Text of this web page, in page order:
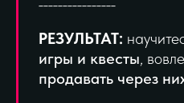
РЕЗУЛЬТАТ:
игры и квесты,
продавать через